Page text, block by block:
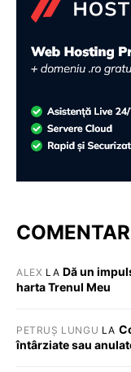
ALEX LA Dă un
harta Trenul Meu
PETRUȘ LUNGU LA
întârziate sau